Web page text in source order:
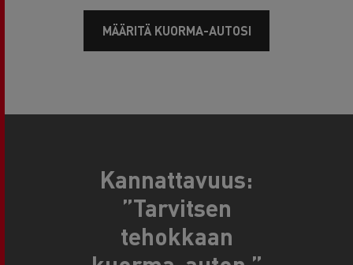
MÄÄRITÄ KUORMA-AUTOSI
Kannattavuus:
”Tarvitsen
tehokkaan